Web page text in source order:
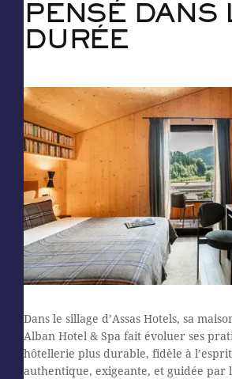
PENSÉ DANS
DURÉE
Dans le sillage d’Assas Hotels, sa
Alban Hotel & Spa fait évoluer ses
hôtellerie plus durable, fidèle à
authentique, exigeante, et guidée par